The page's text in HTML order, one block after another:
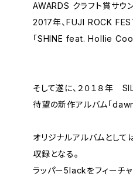
AWARDS クラフト賞サウ
2017年、FUJI ROCK
「SHINE feat. Hollie Cook
そして遂に、２０１８年
待望の新作アルバム「dawn
オリジナルアルバムとし
収録となる。
ラッパー5lackをフィーチ